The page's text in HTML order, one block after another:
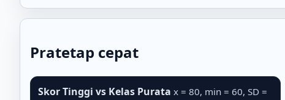
Pratetap cepat
Skor Tinggi vs Kelas Purata x = 80, min = 60, SD =